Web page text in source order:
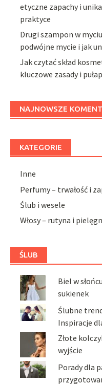
etyczne zapachy i
praktyce
Drugi szampon w
podwójne mycie i jak
Jak czytać skład
kluczowe zasady i
NAJNOWSZE
KATEGORIE
Inne
Perfumy – trwałość i
Ślub i wesele
Włosy – rutyna i
ŚLUB
Biel w
sukienek
Ślubne
Inspiracje
Złote
wyjście
Porady dla